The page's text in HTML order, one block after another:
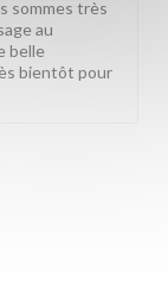
sommes très
au
belle
bientôt pour